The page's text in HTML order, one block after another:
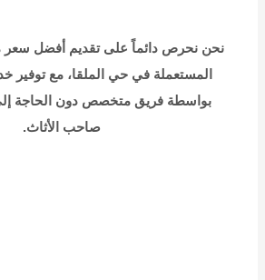
نحن نحرص دائماً على تقديم أفضل سعر
المستعملة في حي الملقا، مع توفير
بواسطة فريق متخصص دون الحاجة
صاحب الأثاث.